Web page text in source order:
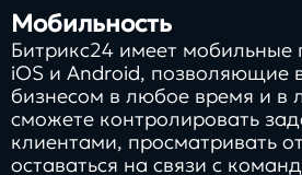
Мобильность
Битрикс24 имеет
iOS и Android, позволяющие
бизнесом в любое время и в
сможете контролировать
клиентами, просматривать
оставаться на связи с